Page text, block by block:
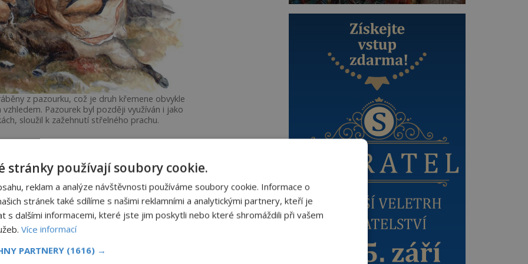
z pazourku, což je druh křemene obvykle
Pazourek byl později využíván i jako
sloužil k zažehnutí střelného prachu.
(cca 600 000–250 000 let př.n.l.)
později Egypt, Řecko, Řím a další
byl později nahrazen kovy
první útok velkých antických armád
stránky používají soubory cookie.
reklam a analýze návštěvnosti používáme soubory cookie. Informace o
stránek také sdílíme s našimi reklamními a analytickými partnery, kteří je
s dalšími informacemi, které jste jim poskytli nebo které shromáždili při vašem
Více informací
PARTNERY (1616) →